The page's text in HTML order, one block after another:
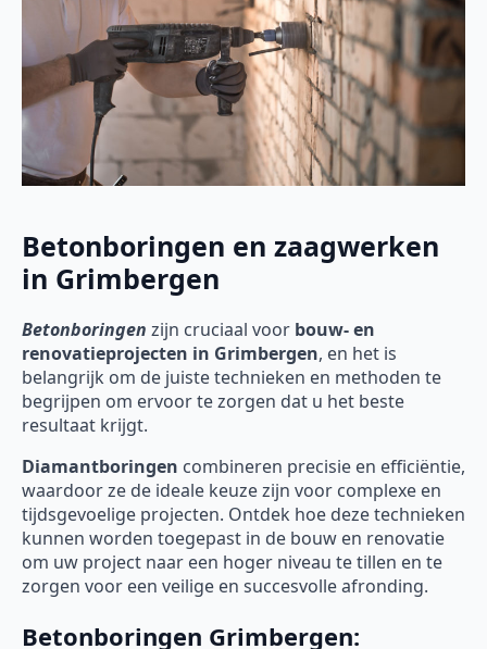
Betonboringen en zaagwerken
in Grimbergen
Betonboringen zijn cruciaal voor bouw- en
renovatieprojecten in Grimbergen, en het is
belangrijk om de juiste technieken en methoden te
begrijpen om ervoor te zorgen dat u het beste
resultaat krijgt.
Diamantboringen combineren precisie en efficiëntie,
waardoor ze de ideale keuze zijn voor complexe en
tijdsgevoelige projecten. Ontdek hoe deze technieken
kunnen worden toegepast in de bouw en renovatie
om uw project naar een hoger niveau te tillen en te
zorgen voor een veilige en succesvolle afronding.
Betonboringen Grimbergen: